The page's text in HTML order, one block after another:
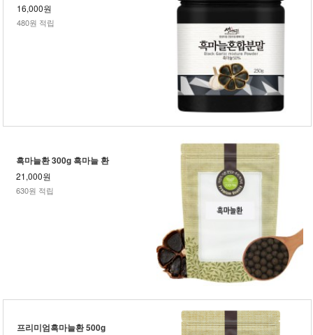
16,000원
480원 적립
흑마늘환 300g 흑마늘 환
21,000원
630원 적립
프리미엄흑마늘환 500g